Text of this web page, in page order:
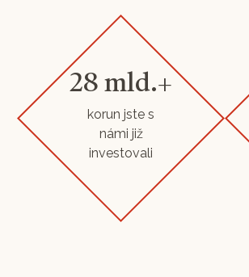
28 mld.+
korun jste s
námi již
investovali